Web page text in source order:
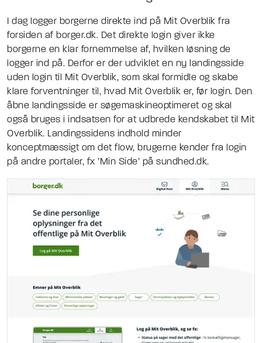
I dag logger borgerne direkte ind på Mit Overblik fra
forsiden af borger.dk. Det direkte login giver ikke
borgerne en klar fornemmelse af, hvilken løsning de
logger ind på. Derfor er der udviklet en ny landingsside
uden login til Mit Overblik, som skal formidle og skabe
klare forventninger til, hvad Mit Overblik er, før login. Den
åbne landingsside er søgemaskineoptimeret og skal
også bruges i indsatsen for at udbrede kendskabet til Mit
Overblik. Landingssidens indhold minder
konceptmæssigt om det flow, brugerne kender fra login
på andre portaler, fx ’Min Side’ på sundhed.dk.